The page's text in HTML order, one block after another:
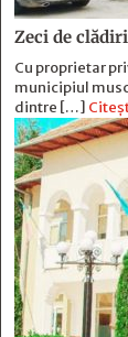
Zeci de
Cu proprietar
municipiul
dintre […]